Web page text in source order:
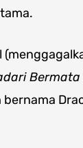
Bermata